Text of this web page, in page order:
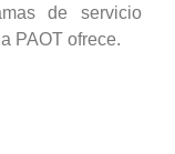
de servicio
PAOT ofrece.